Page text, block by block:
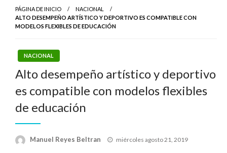
PÁGINA DE INICIO
NACIONAL
ALTO DESEMPEÑO ARTÍSTICO Y DEPORTIVO ES COMPATIBLE CON
MODELOS FLEXIBLES DE EDUCACIÓN
NACIONAL
Alto desempeño artístico y deportivo
es compatible con modelos flexibles
de educación
Manuel Reyes Beltran
Publicado
miércoles agosto 21, 2019